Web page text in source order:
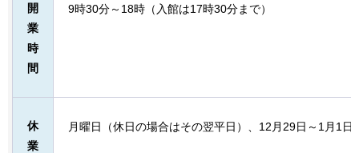
開
業
時
間
9時30分～18時（入館は17時30分まで）
休
業
月曜日（休日の場合はその翌平日）、12月29日～1月1日